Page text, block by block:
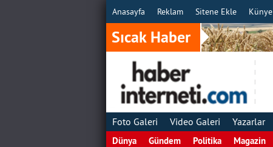
Anasayfa Reklam Sitene Ekle Künye
Sıcak Haber
Foto Galeri Video Galeri Yazarlar
Dünya Gündem Politika Magazin